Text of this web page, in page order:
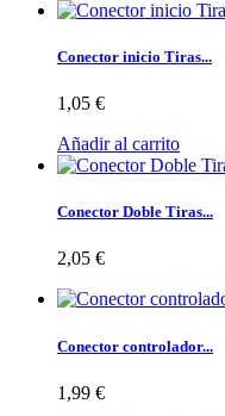
Conector inicio Tiras...
1,05 €
Añadir al carrito
Conector Doble Tiras...
2,05 €
Conector controlador...
1,99 €